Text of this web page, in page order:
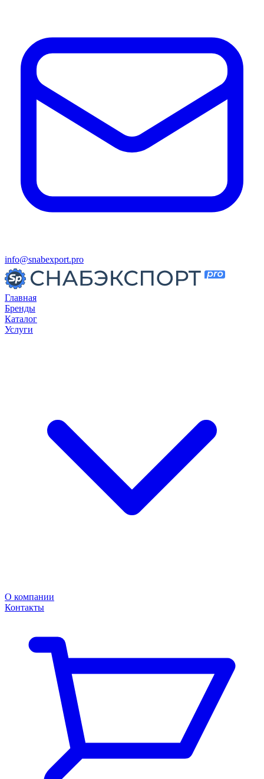
info@snabexport.pro
Главная
Бренды
Каталог
Услуги
О компании
Контакты